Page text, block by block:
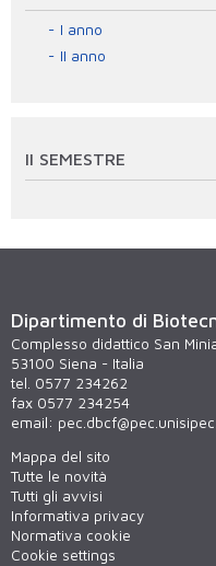
I anno
II anno
II SEMESTRE
Dipartimento di
Complesso didattico San
53100 Siena - Italia
tel. 0577 234262
fax 0577 234254
email:
Mappa del sito
Tutte le novità
Tutti gli avvisi
Informativa privacy
Normativa cookie
Cookie settings